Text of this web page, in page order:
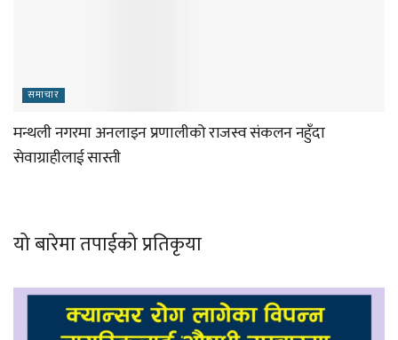
समाचार
मन्थली नगरमा अनलाइन प्रणालीको राजस्व संकलन नहुँदा
सेवाग्राहीलाई सास्ती
यो बारेमा तपाईको प्रतिकृया